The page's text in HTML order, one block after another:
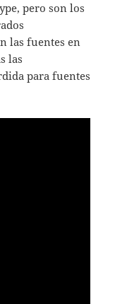
pero son los
las fuentes en
las
para fuentes